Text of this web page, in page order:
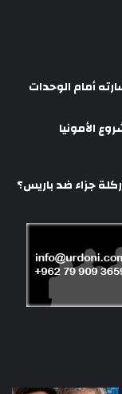
أمام الوحدات
الأمونيا
جزاء ضد باريس؟